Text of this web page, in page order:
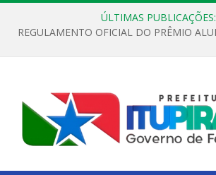
ÚLTIMAS PUBLICAÇÕES: